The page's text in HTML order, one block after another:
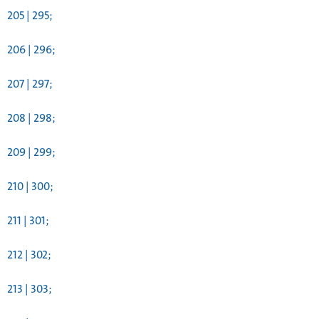
205 | 295;
206 | 296;
207 | 297;
208 | 298;
209 | 299;
210 | 300;
211 | 301;
212 | 302;
213 | 303;